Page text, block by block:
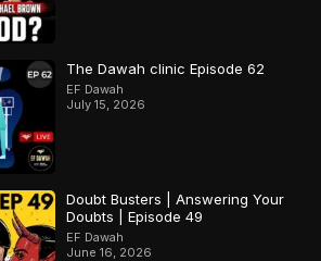
The Dawah clinic Episode 62
EF Dawah
July 15, 2026
Doubt Busters | Answering Your
Doubts | Episode 49
EF Dawah
June 16, 2026